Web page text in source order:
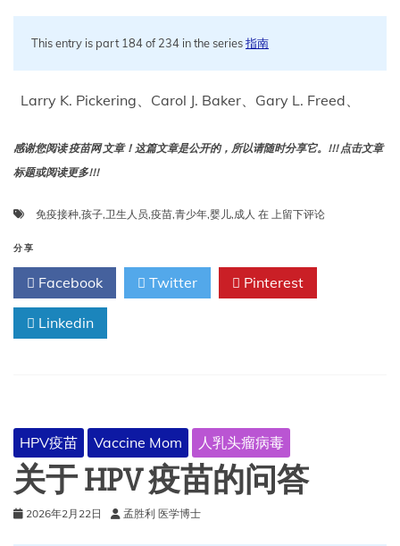
This entry is part 184 of 234 in the series指南
Larry K. Pickering、Carol J. Baker、Gary L. Freed、
感谢您阅读 疫苗网 文章！这篇文章是公开的，所以请随时分享它。!!! 点击文章
标题或阅读更多!!!
免疫接种,孩子,卫生人员,疫苗,青少年,婴儿,成人 在 美
染
病
学
儿、
儿
童、
青
少
上留下评论
分享
Facebook Twitter Pinterest
Linkedin
HPV疫苗 Vaccine Mom 人乳头瘤病毒
关于 HPV 疫苗的问答
2026年2月22日 孟胜利 医学博士